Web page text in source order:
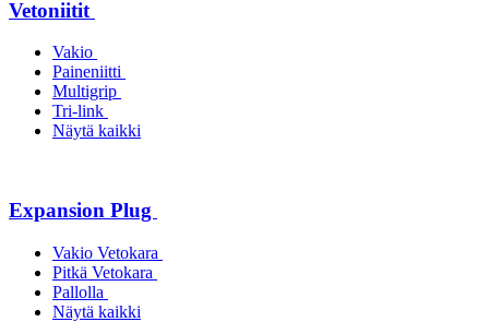
Vetoniitit
Vakio
Paineniitti
Multigrip
Tri-link
Näytä kaikki
Expansion Plug
Vakio Vetokara
Pitkä Vetokara
Pallolla
Näytä kaikki